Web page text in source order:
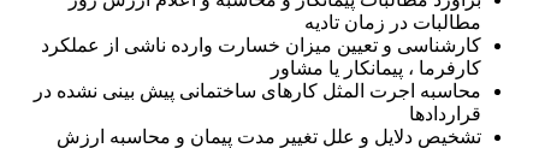
مطالبات در زمان تادیه
کارشناسی و تعیین میزان خسارت وارده ناشی از عملکرد
کارفرما ، پیمانکار یا مشاور
محاسبه اجرت المثل کارهای ساختمانی پیش بینی نشده در
قراردادها
تشخیص دلایل و علل تغییر مدت پیمان و محاسبه ارزش